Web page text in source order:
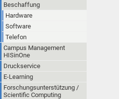
Beschaffung
Hardware
Software
Telefon
Campus Management
HISinOne
Druckservice
E-Learning
Forschungsunterstützung /
Scientific Computing